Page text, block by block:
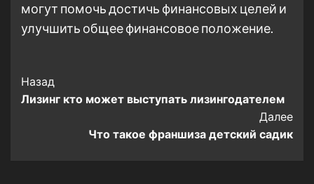
могут помочь достичь финансовых целей и
улучшить общее финансовое положение.
Post
Navigation
Назад
Лизинг кто может выступать лизингодателем
Далее
Что такое франшиза детский садик